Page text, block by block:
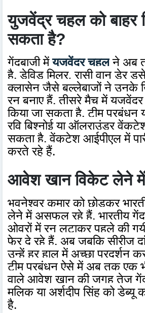
युजवेंद्र चहल को बाहर
सकता है?
गेंदबाजी मेंयुजवेंद्र चहलने अब
है. डेविड मिलर, रासी वान डेर
क्लासेन जैसे बल्लेबाजों ने उनके
रन बनाए हैं. तीसरे मैच में
किया जा सकता है. टीम प्रबंधन
रवि बिश्नोई या ऑलराउंडर
सकता है. वेंकटेश आईपीएल में
करते रहे हैं.
आवेश खान विकेट लेने
भुवनेश्वर कुमार को छोड़कर
लेने में असफल रहे हैं. भारतीय
ओवरों में रन लुटाकर पहले की
फेर दे रहे हैं. अब जबकि सीरीज
उन्हें हर हाल में अच्छा प्रदर्शन
टीम प्रबंधन ऐसे में अब तक एक
वाले आवेश खान की जगह तेज
मलिक या अर्शदीप सिंह को डेब्यू
है.